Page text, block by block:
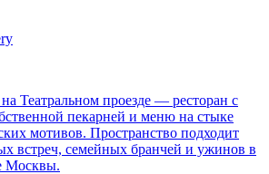
Театральном проезде — ресторан с
пекарней и меню на стыке
мотивов. Пространство подходит
встреч, семейных бранчей и ужинов в
Москвы.